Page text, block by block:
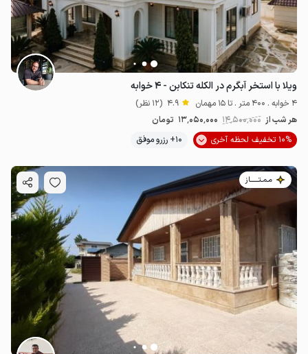
ویلا با استخر آبگرم در الکله تنکابن - ۴ خوابه
4 خوابه . 400 متر . تا 15 مهمان 4.9 (12 نظر)
هر شب از 14٬500٬000 13٬050٬000 تومان
10% تخفیف لحظه آخری
10+ رزرو موفق
مـمـتــــــاز